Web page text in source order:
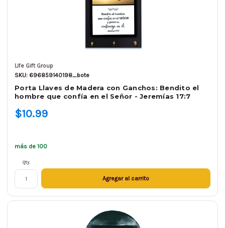
Life Gift Group
SKU: 696859140198_bote
Porta Llaves de Madera con Ganchos: Bendito el
hombre que confía en el Señor - Jeremías 17:7
$10.99
más de 100
Qty.
Agregar al carrito